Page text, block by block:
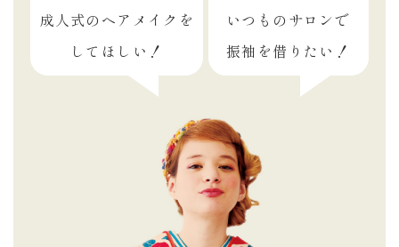
成人式のヘアメイクを
してほしい！
いつものサロンで
振袖を借りたい！